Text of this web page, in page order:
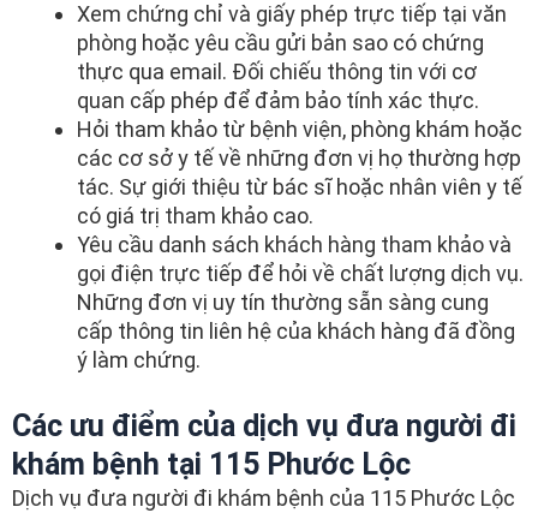
Xem chứng chỉ và giấy phép trực tiếp tại văn
phòng hoặc yêu cầu gửi bản sao có chứng
thực qua email. Đối chiếu thông tin với cơ
quan cấp phép để đảm bảo tính xác thực.
Hỏi tham khảo từ bệnh viện, phòng khám hoặc
các cơ sở y tế về những đơn vị họ thường hợp
tác. Sự giới thiệu từ bác sĩ hoặc nhân viên y tế
có giá trị tham khảo cao.
Yêu cầu danh sách khách hàng tham khảo và
gọi điện trực tiếp để hỏi về chất lượng dịch vụ.
Những đơn vị uy tín thường sẵn sàng cung
cấp thông tin liên hệ của khách hàng đã đồng
ý làm chứng.
Các ưu điểm của dịch vụ đưa người đi
khám bệnh tại 115 Phước Lộc
Dịch vụ đưa người đi khám bệnh của 115 Phước Lộc